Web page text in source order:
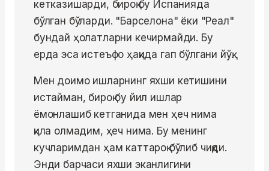
кетказишарди, бироқ бу Испанияда
бўлган бўларди. "Барселона" ёки "Реал"
бундай ҳолатларни кечирмайди. Бу
ерда эса истеъфо ҳақида гап бўлгани йўқ.
Мен доимо ишларнинг яхши кетишини
истайман, бироқ бу йил ишлар
ёмонлашиб кетганида мен ҳеч нима
қила олмадим, ҳеч нима. Бу менинг
кучларимдан ҳам каттароқ бўлиб чиқди.
Энди барчаси яхши эканлигини